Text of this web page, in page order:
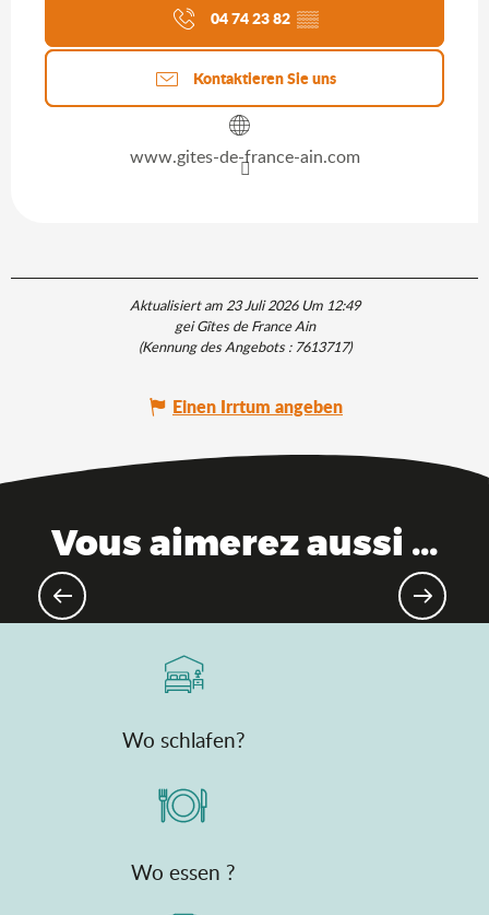
04 74 23 82 ▒▒
Kontaktieren Sie uns
www.gites-de-france-ain.com
Aktualisiert am 23 Juli 2026 Um 12:49
gei Gîtes de France Ain
(Kennung des Angebots :7613717)
Einen Irrtum angeben
Vous aimerez aussi ...
Wo schlafen?
Wo essen ?